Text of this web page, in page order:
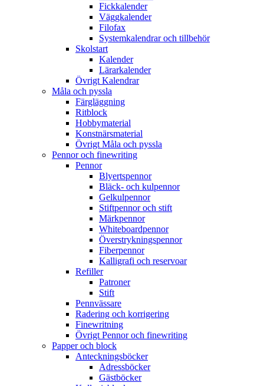
Fickkalender
Väggkalender
Filofax
Systemkalendrar och tillbehör
Skolstart
Kalender
Lärarkalender
Övrigt Kalendrar
Måla och pyssla
Färgläggning
Ritblock
Hobbymaterial
Konstnärsmaterial
Övrigt Måla och pyssla
Pennor och finewriting
Pennor
Blyertspennor
Bläck- och kulpennor
Gelkulpennor
Stiftpennor och stift
Märkpennor
Whiteboardpennor
Överstrykningspennor
Fiberpennor
Kalligrafi och reservoar
Refiller
Patroner
Stift
Pennvässare
Radering och korrigering
Finewritning
Övrigt Pennor och finewriting
Papper och block
Anteckningsböcker
Adressböcker
Gästböcker